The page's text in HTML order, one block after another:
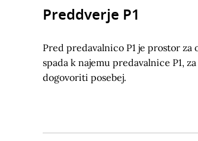
Preddverje P1
Pred predavalnico P1 je prostor
spada k najemu predavalnice P1,
dogovoriti posebej.